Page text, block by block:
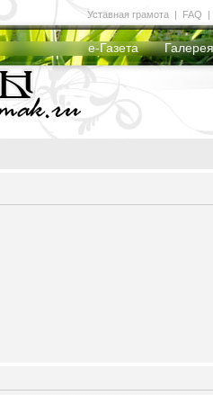
е-Газета Галерея
Уставная грамота | FAQ |